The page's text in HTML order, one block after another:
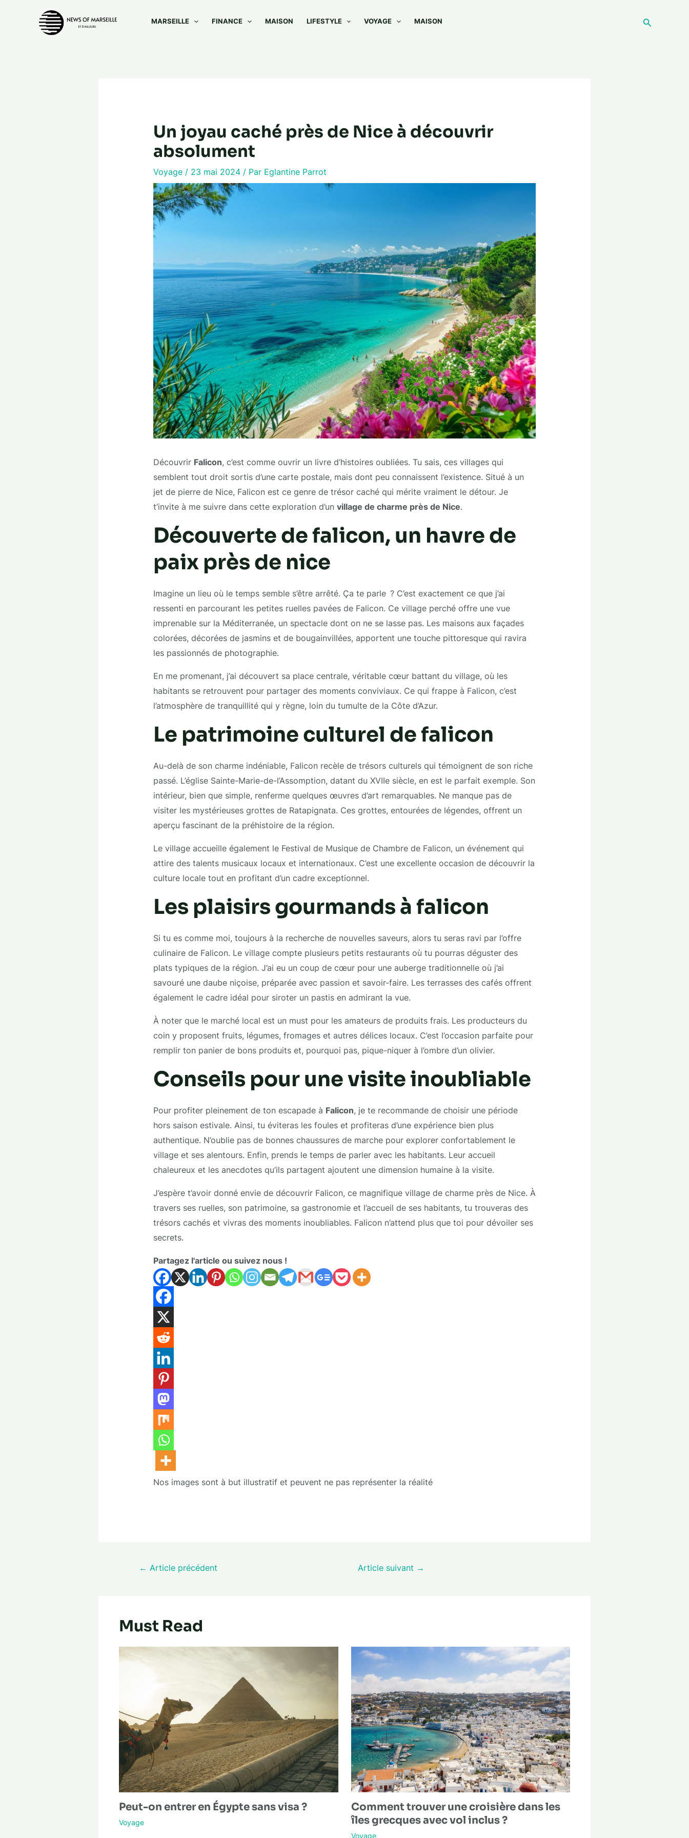
MARSEILLE FINANCE MAISON LIFESTYLE VOYAGE MAISON
Un joyau caché près de Nice à découvrir
absolument
Voyage/ 23 mai 2024 / Par Eglantine Parrot
Découvrir Falicon, c’est comme ouvrir un livre d’histoires oubliées. Tu sais, ces villages qui
semblent tout droit sortis d’une carte postale, mais dont peu connaissent l’existence. Situé à un
jet de pierre de Nice, Falicon est ce genre de trésor caché qui mérite vraiment le détour. Je
t’invite à me suivre dans cette exploration d’un village de charme près de Nice.
Découverte de falicon, un havre de
paix près de nice
Imagine un lieu où le temps semble s’être arrêté. Ça te parle ? C’est exactement ce que j’ai
ressenti en parcourant les petites ruelles pavées de Falicon. Ce village perché offre une vue
imprenable sur la Méditerranée, un spectacle dont on ne se lasse pas. Les maisons aux façades
colorées, décorées de jasmins et de bougainvillées, apportent une touche pittoresque qui ravira
les passionnés de photographie.
En me promenant, j’ai découvert sa place centrale, véritable cœur battant du village, où les
habitants se retrouvent pour partager des moments conviviaux. Ce qui frappe à Falicon, c’est
l’atmosphère de tranquillité qui y règne, loin du tumulte de la Côte d’Azur.
Le patrimoine culturel de falicon
Au-delà de son charme indéniable, Falicon recèle de trésors culturels qui témoignent de son riche
passé. L’église Sainte-Marie-de-l’Assomption, datant du XVIIe siècle, en est le parfait exemple. Son
intérieur, bien que simple, renferme quelques œuvres d’art remarquables. Ne manque pas de
visiter les mystérieuses grottes de Ratapignata. Ces grottes, entourées de légendes, offrent un
aperçu fascinant de la préhistoire de la région.
Le village accueille également le Festival de Musique de Chambre de Falicon, un événement qui
attire des talents musicaux locaux et internationaux. C’est une excellente occasion de découvrir la
culture locale tout en profitant d’un cadre exceptionnel.
Les plaisirs gourmands à falicon
Si tu es comme moi, toujours à la recherche de nouvelles saveurs, alors tu seras ravi par l’offre
culinaire de Falicon. Le village compte plusieurs petits restaurants où tu pourras déguster des
plats typiques de la région. J’ai eu un coup de cœur pour une auberge traditionnelle où j’ai
savouré une daube niçoise, préparée avec passion et savoir-faire. Les terrasses des cafés offrent
également le cadre idéal pour siroter un pastis en admirant la vue.
À noter que le marché local est un must pour les amateurs de produits frais. Les producteurs du
coin y proposent fruits, légumes, fromages et autres délices locaux. C’est l’occasion parfaite pour
remplir ton panier de bons produits et, pourquoi pas, pique-niquer à l’ombre d’un olivier.
Conseils pour une visite inoubliable
Pour profiter pleinement de ton escapade à Falicon, je te recommande de choisir une période
hors saison estivale. Ainsi, tu éviteras les foules et profiteras d’une expérience bien plus
authentique. N’oublie pas de bonnes chaussures de marche pour explorer confortablement le
village et ses alentours. Enfin, prends le temps de parler avec les habitants. Leur accueil
chaleureux et les anecdotes qu’ils partagent ajoutent une dimension humaine à la visite.
J’espère t’avoir donné envie de découvrir Falicon, ce magnifique village de charme près de Nice. À
travers ses ruelles, son patrimoine, sa gastronomie et l’accueil de ses habitants, tu trouveras des
trésors cachés et vivras des moments inoubliables. Falicon n’attend plus que toi pour dévoiler ses
secrets.
Partagez l'article ou suivez nous !
Nos images sont à but illustratif et peuvent ne pas représenter la réalité
← Article précédent Article suivant →
Must Read
Peut-on entrer en Égypte sans visa ?
Voyage
Comment trouver une croisière dans les
îles grecques avec vol inclus ?
Voyage